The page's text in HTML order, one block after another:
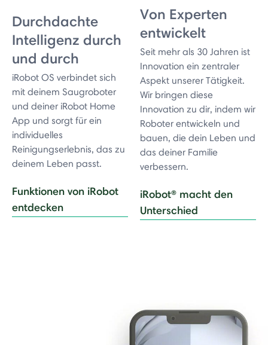
Durchdachte
Intelligenz durch
und durch
iRobot OS verbindet sich
mit deinem Saugroboter
und deiner iRobot Home
App und sorgt für ein
individuelles
Reinigungserlebnis, das zu
deinem Leben passt.
Funktionen von iRobot
entdecken
Von Experten
entwickelt
Seit mehr als 30 Jahren ist
Innovation ein zentraler
Aspekt unserer Tätigkeit.
Wir bringen diese
Innovation zu dir, indem wir
Roboter entwickeln und
bauen, die dein Leben und
das deiner Familie
verbessern.
iRobot® macht den
Unterschied